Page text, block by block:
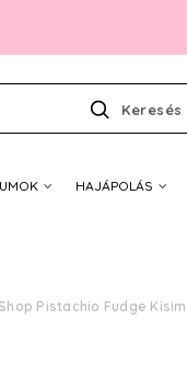
Keresés
HAJÁPOLÁS
Pistachio Fudge